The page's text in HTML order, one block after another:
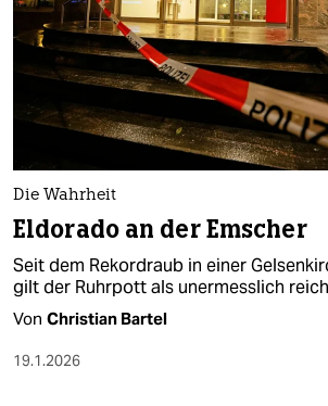
Die Wahrheit
Eldorado an der Emscher
Seit dem Rekordraub in einer
gilt der Ruhrpott als unermesslich
Von Christian Bartel
19.1.2026